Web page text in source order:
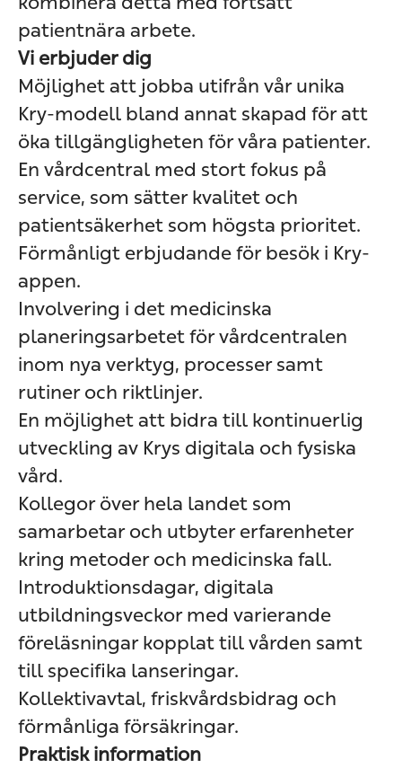
patientnära arbete.
Vi erbjuder dig
Möjlighet att jobba utifrån vår unika
Kry-modell bland annat skapad för att
öka tillgängligheten för våra patienter.
En vårdcentral med stort fokus på
service, som sätter kvalitet och
patientsäkerhet som högsta prioritet.
Förmånligt erbjudande för besök i Kry-
appen.
Involvering i det medicinska
planeringsarbetet för vårdcentralen
inom nya verktyg, processer samt
rutiner och riktlinjer.
En möjlighet att bidra till kontinuerlig
utveckling av Krys digitala och fysiska
vård.
Kollegor över hela landet som
samarbetar och utbyter erfarenheter
kring metoder och medicinska fall.
Introduktionsdagar, digitala
utbildningsveckor med varierande
föreläsningar kopplat till vården samt
till specifika lanseringar.
Kollektivavtal, friskvårdsbidrag och
förmånliga försäkringar.
Praktisk information